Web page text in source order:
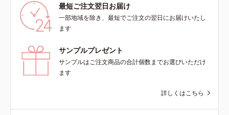
最短ご注文翌日お届け
一部地域を除き、最短でご注文の翌日にお届けいたし
ます
サンプルプレゼント
サンプルはご注文商品の合計個数までお選びいただけ
ます
詳しくはこちら